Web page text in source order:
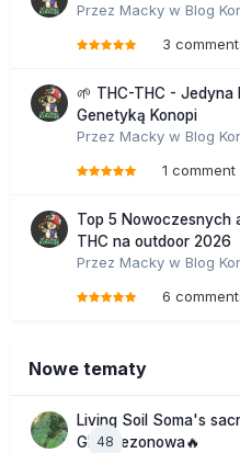
Przez Macky w Blog
3
🌱 THC-THC - Jedyna
Genetyką Konopi
Przez Macky w Blog
1 comment
Top 5 Nowoczesnych
THC na outdoor 2026
Przez Macky w Blog
6
Nowe tematy
48
Living Soil Soma's
GHS sezonowa🔥